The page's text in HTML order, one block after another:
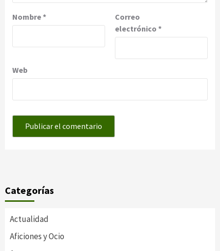
Nombre*
Correo
electrónico *
Web
Categorías
Actualidad
Aficiones y Ocio